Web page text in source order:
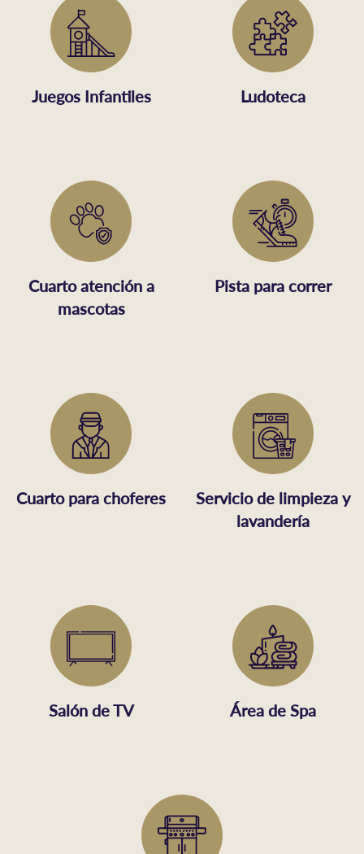
Juegos Infantiles Ludoteca
Cuarto atención a
mascotas
Pista para correr
Cuarto para choferes
Servicio de limpieza y
lavandería
Salón de TV Área de Spa